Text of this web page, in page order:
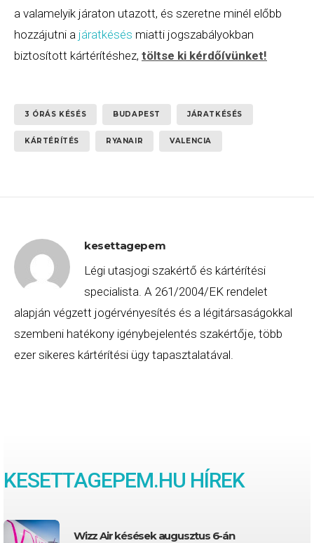
a valamelyik járaton utazott, és szeretne minél előbb
hozzájutni a járatkésés miatti jogszabályokban
biztosított kártérítéshez, töltse ki kérdőívünket!
3 ÓRÁS KÉSÉS BUDAPEST JÁRATKÉSÉS
KÁRTÉRÍTÉS RYANAIR VALENCIA
kesettagepem
Légi utasjogi szakértő és kártérítési
specialista. A 261/2004/EK rendelet
alapján végzett jogérvényesítés és a légitársaságokkal
szembeni hatékony igénybejelentés szakértője, több
ezer sikeres kártérítési ügy tapasztalatával.
KESETTAGEPEM.HU HÍREK
Wizz Air késések augusztus 6-án